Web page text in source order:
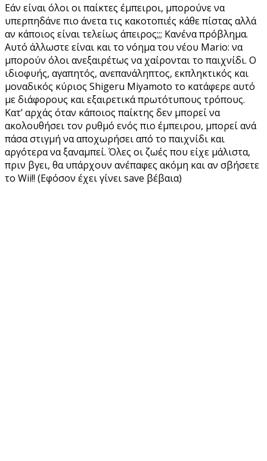
Εάν είναι όλοι οι παίκτες έμπειροι, μπορούνε να
υπερπηδάνε πιο άνετα τις κακοτοπιές κάθε πίστας αλλά
αν κάποιος είναι τελείως άπειρος;;; Κανένα πρόβλημα.
Αυτό άλλωστε είναι και το νόημα του νέου Mario: να
μπορούν όλοι ανεξαιρέτως να χαίρονται το παιχνίδι. Ο
ιδιοφυής, αγαπητός, ανεπανάληπτος, εκπληκτικός και
μοναδικός κύριος Shigeru Miyamoto το κατάφερε αυτό
με διάφορους και εξαιρετικά πρωτότυπους τρόπους.
Κατ’ αρχάς όταν κάποιος παίκτης δεν μπορεί να
ακολουθήσει τον ρυθμό ενός πιο έμπειρου, μπορεί ανά
πάσα στιγμή να αποχωρήσει από το παιχνίδι και
αργότερα να ξαναμπεί. Όλες οι ζωές που είχε μάλιστα,
πριν βγει, θα υπάρχουν ανέπαφες ακόμη και αν σβήσετε
το Wii!! (Εφόσον έχει γίνει save βέβαια)